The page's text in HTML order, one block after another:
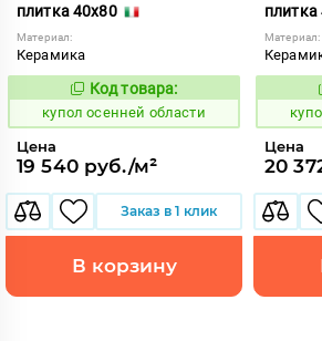
плитка 40x80
Материал:
Керамика
852188
Код товара:
купол осенней области
Цена
19 540 руб./м²
Заказ в 1 клик
В корзину
плитка
Материал:
Цена
20